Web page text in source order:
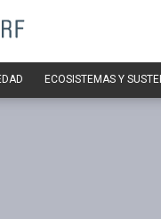
ECOSISTEMAS Y